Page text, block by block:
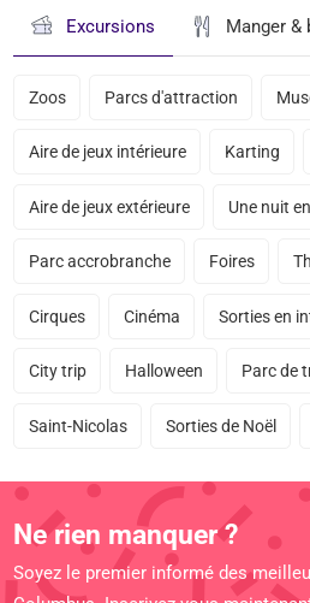
Excursions Manger &
Zoos Parcs d'attraction
Aire de jeux intérieure Karting
Aire de jeux extérieure Une nuit
Parc accrobranche Foires
Cirques Cinéma Sorties en
City trip Halloween Parc de
Saint-Nicolas Sorties de Noël
Ne rien manquer ?
Soyez le premier informé des